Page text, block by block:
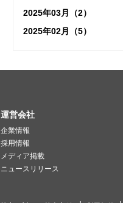
2025年03月（2）
2025年02月（5）
運営会社
企業情報
採用情報
メディア掲載
ニュースリリース